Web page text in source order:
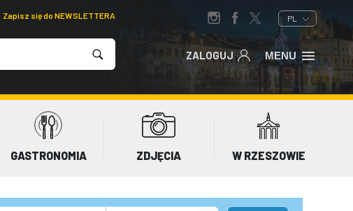
Zapisz się do NEWSLETTERA PL
ZALOGUJ MENU
GASTRONOMIA ZDJĘCIA W RZESZOWIE